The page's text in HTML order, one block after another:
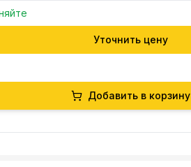
Уточнить цену
Добавить в корзину